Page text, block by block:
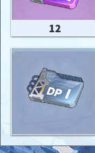
12